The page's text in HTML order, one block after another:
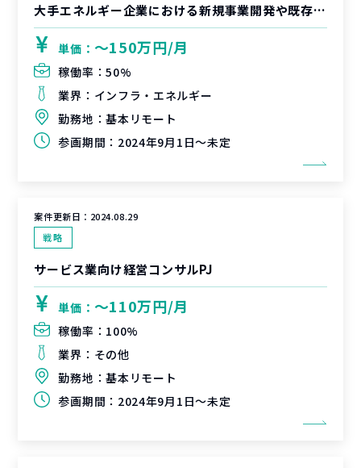
大手エネルギー企業における新規事業開発や既存事業改革におけるプロジェクトマネジメント支援
単価： 〜150万円/月
稼働率：50%
業界： インフラ・エネルギー
勤務地：基本リモート
参画期間： 2024年9月1日～未定
案件更新日： 2024.08.29
戦略
サービス業向け経営コンサルPJ
単価： 〜110万円/月
稼働率： 100%
業界： その他
勤務地：基本リモート
参画期間： 2024年9月1日～未定